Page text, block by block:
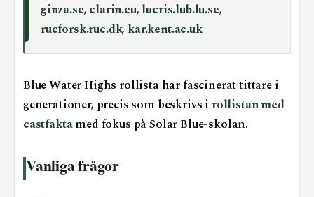
ginza.se, clarin.eu, lucris.lub.lu.se,
rucforsk.ruc.dk, kar.kent.ac.uk
Blue Water Highs rollista har fascinerat tittare i
generationer, precis som beskrivs i rollistan med
castfaktamed fokus på Solar Blue-skolan.
Vanliga frågor